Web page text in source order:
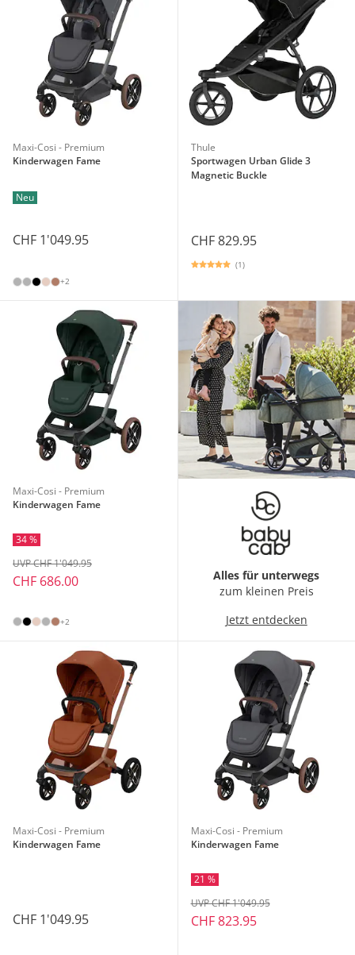
Maxi-Cosi - Premium
Kinderwagen Fame
Neu
CHF 1'049.95
+2
Thule
Sportwagen Urban Glide 3
Magnetic Buckle
CHF 829.95
(1)
Maxi-Cosi - Premium
Kinderwagen Fame
34 %
CHF 686.00
UVP CHF 1'049.95
+2
Alles für unterwegs
zum kleinen Preis
Jetzt entdecken
Maxi-Cosi - Premium
Kinderwagen Fame
CHF 1'049.95
Maxi-Cosi - Premium
Kinderwagen Fame
21 %
CHF 823.95
UVP CHF 1'049.95